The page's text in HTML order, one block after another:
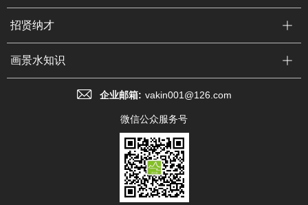
招贤纳才
画景水知识
企业邮箱: vakin001@126.com
微信公众服务号